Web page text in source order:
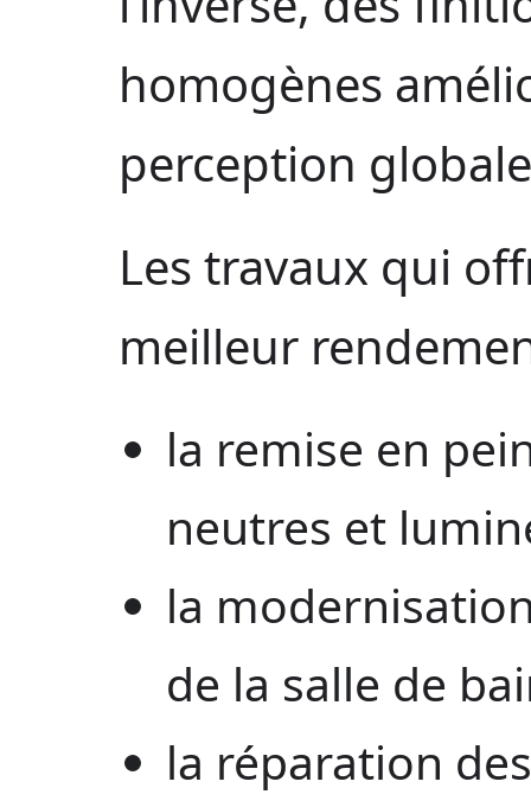
homogènes
perception
Les travaux qui
meilleur
la remise en
neutres et
la
de la salle de
la réparation